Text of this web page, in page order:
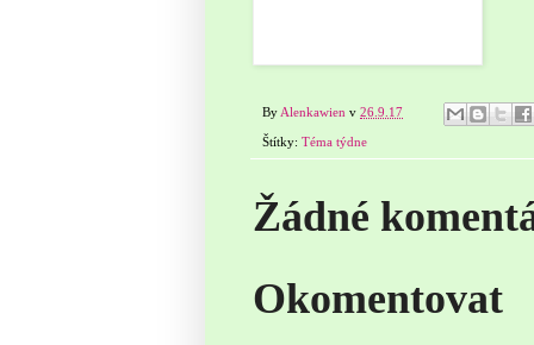
By Alenkawien v 26.9.17
Štítky: Téma týdne
Žádné
Okomentovat